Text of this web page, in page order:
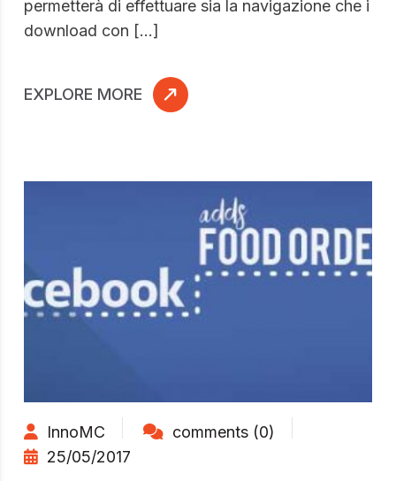
permetterà di effettuare sia la navigazione che i
download con […]
EXPLORE MORE
InnoMC
comments (0)
25/05/2017